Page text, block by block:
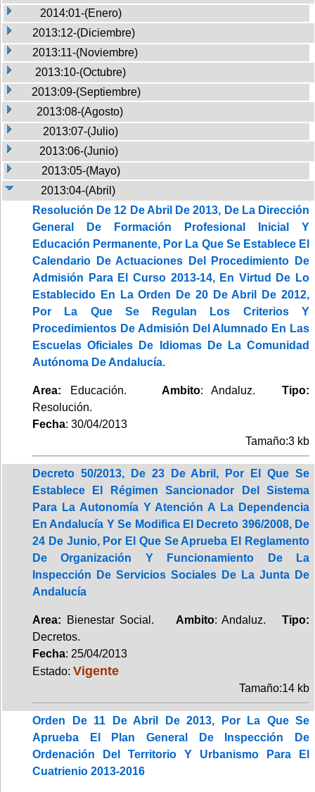
2014:01-(Enero)
2013:12-(Diciembre)
2013:11-(Noviembre)
2013:10-(Octubre)
2013:09-(Septiembre)
2013:08-(Agosto)
2013:07-(Julio)
2013:06-(Junio)
2013:05-(Mayo)
2013:04-(Abril)
Resolución De 12 De Abril De 2013, De La Dirección
General De Formación Profesional Inicial Y
Educación Permanente, Por La Que Se Establece El
Calendario De Actuaciones Del Procedimiento De
Admisión Para El Curso 2013-14, En Virtud De Lo
Establecido En La Orden De 20 De Abril De 2012,
Por La Que Se Regulan Los Criterios Y
Procedimientos De Admisión Del Alumnado En Las
Escuelas Oficiales De Idiomas De La Comunidad
Autónoma De Andalucía.
Area: Educación. Ambito: Andaluz.Tipo:
Resolución.
Fecha: 30/04/2013
Tamaño:3 kb
Decreto 50/2013, De 23 De Abril, Por El Que Se
Establece El Régimen Sancionador Del Sistema
Para La Autonomía Y Atención A La Dependencia
En Andalucía Y Se Modifica El Decreto 396/2008, De
24 De Junio, Por El Que Se Aprueba El Reglamento
De Organización Y Funcionamiento De La
Inspección De Servicios Sociales De La Junta De
Andalucía
Area: Bienestar Social. Ambito: Andaluz.Tipo:
Decretos.
Fecha: 25/04/2013
Estado: Vigente
Tamaño:14 kb
Orden De 11 De Abril De 2013, Por La Que Se
Aprueba El Plan General De Inspección De
Ordenación Del Territorio Y Urbanismo Para El
Cuatrienio 2013-2016